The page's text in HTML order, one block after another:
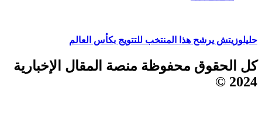
حليلوزيتش يرشح هذا المنتخب للتتويج بكأس العالم
كل الحقوق محفوظة منصة المقال الإخبارية
2024 ©